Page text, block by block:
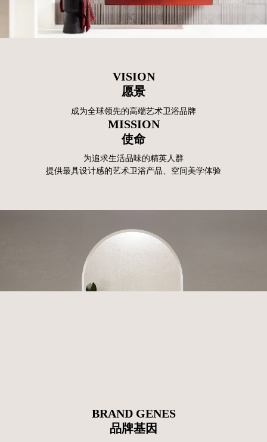
VISION
愿景
成为全球领先的高端艺术卫浴品牌
MISSION
使命
为追求生活品味的精英人群
提供最具设计感的艺术卫浴产品、空间美学体验
BRAND GENES
品牌基因